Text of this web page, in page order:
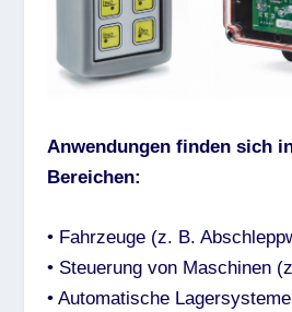
Anwendungen finden sich
Bereichen:
• Fahrzeuge (z. B.
• Steuerung von Maschinen
• Automatische Lagersysteme